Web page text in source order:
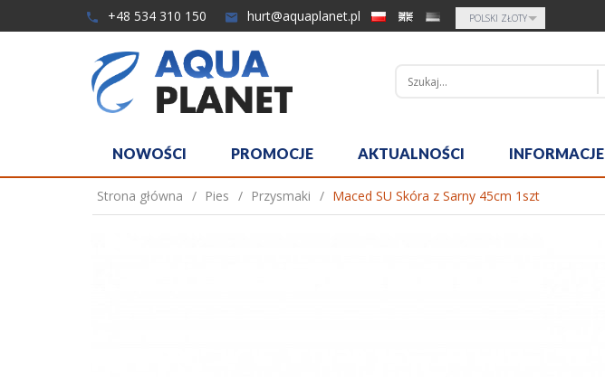
+48 534 310 150 hurt@aquaplanet.pl currency_h
POLSKI ZŁOTY
NOWOŚCI PROMOCJE AKTUALNOŚCI INFORMACJE
Strona główna Pies Przysmaki Maced SU Skóra z Sarny 45cm 1szt